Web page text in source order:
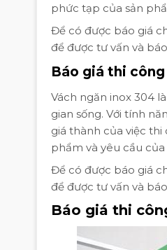
phức tạp của sản
Để có được báo giá
để được tư vấn và
Báo giá thi
Vách ngăn inox 304
gian sống. Với tính
giá thành của việc
phẩm và yêu cầu
Để có được báo giá
để được tư vấn và
Báo giá thi